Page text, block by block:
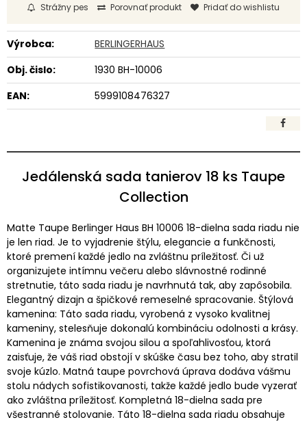
Strážny pes Porovnať produkt Pridať do wishlistu
Výrobca:
BERLINGERHAUS
Obj. čislo:
1930 BH-10006
EAN:
5999108476327
Jedálenská sada tanierov 18 ks Taupe
Collection
Matte Taupe Berlinger Haus BH 10006 18-dielna sada riadu nie
je len riad. Je to vyjadrenie štýlu, elegancie a funkčnosti,
ktoré premení každé jedlo na zvláštnu príležitosť. Či už
organizujete intímnu večeru alebo slávnostné rodinné
stretnutie, táto sada riadu je navrhnutá tak, aby zapôsobila.
Elegantný dizajn a špičkové remeselné spracovanie. Štýlová
kamenina: Táto sada riadu, vyrobená z vysoko kvalitnej
kameniny, stelesňuje dokonalú kombináciu odolnosti a krásy.
Kamenina je známa svojou silou a spoľahlivosťou, ktorá
zaisťuje, že váš riad obstojí v skúške času bez toho, aby stratil
svoje kúzlo. Matná taupe povrchová úprava dodáva vášmu
stolu nádych sofistikovanosti, takže každé jedlo bude vyzerať
ako zvláštna príležitosť. Kompletná 18-dielna sada pre
všestranné stolovanie. Táto 18-dielna sada riadu obsahuje